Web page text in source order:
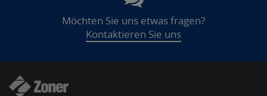
Möchten Sie uns etwas fragen?
Kontaktieren Sie uns